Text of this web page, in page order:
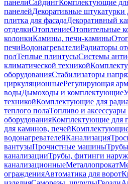
панелиСайдингКомплектующие
панелейДекоративные штукатурки
плитка для фасадаДекоративный
отделкиОтоплениеОтопительные
колонкиКамины, печи-камины
печиВодонагревателиРадиаторы
полТеплые плинтусыСистемы
климатической техникой
оборудованияСтабилизаторы
циркуляционныеРегулирующая
водыДымоходы и комплектующие
техникойКомплектующие для
теплого полаТопливо и аксессуары
оборудованияКомплектующие для
для каминов, печейКомплектующие
водонагревателейКанализация
вантузыПрочистные машины
канализацииТрубы, фитинги
канализационныеМеталлопрокат
огражденияАвтоматика для ворот